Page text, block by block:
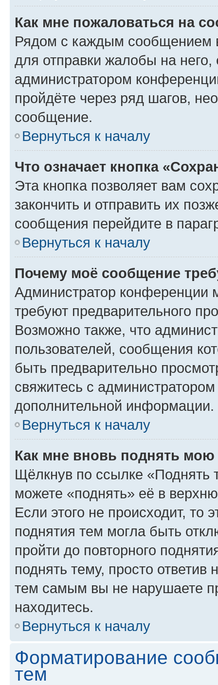
Как мне пожаловаться на
Рядом с каждым сообщением
для отправки жалобы на
администратором
пройдёте через ряд шагов,
сообщение.
Вернуться к началу
Что означает кнопка
Эта кнопка позволяет вам
закончить и отправить их
сообщения перейдите в
Вернуться к началу
Почему моё сообщение
Администратор конференции
требуют предварительного
Возможно также, что
пользователей, сообщения
быть предварительно
свяжитесь с
дополнительной информации.
Вернуться к началу
Как мне вновь поднять мою
Щёлкнув по ссылке «Поднять
можете «поднять» её в
Если этого не происходит, то
поднятия тем могла быть
пройти до повторного
поднять тему, просто ответив
тем самым вы не нарушаете
находитесь.
Вернуться к началу
Форматирование
тем